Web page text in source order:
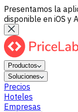
Presentamos la
disponible en iOS y
Productos
Soluciones
Precios
Hoteles
Empresas